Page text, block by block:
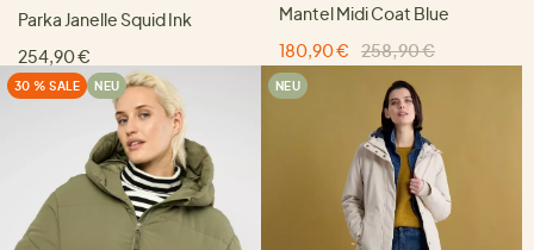
Parka Janelle Squid Ink
254,90 €
Mantel Midi Coat Blue
180,90 €
258,90 €
30 % SALE NEU NEU